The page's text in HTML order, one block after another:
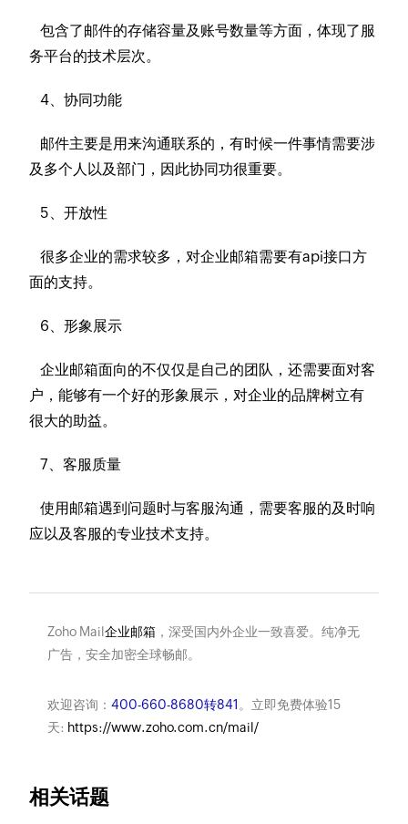
包含了邮件的存储容量及账号数量等方面，体现了服
务平台的技术层次。
4、协同功能
邮件主要是用来沟通联系的，有时候一件事情需要涉
及多个人以及部门，因此协同功很重要。
5、开放性
很多企业的需求较多，对企业邮箱需要有api接口方
面的支持。
6、形象展示
企业邮箱面向的不仅仅是自己的团队，还需要面对客
户，能够有一个好的形象展示，对企业的品牌树立有
很大的助益。
7、客服质量
使用邮箱遇到问题时与客服沟通，需要客服的及时响
应以及客服的专业技术支持。
Zoho Mail企业邮箱，深受国内外企业一致喜爱。纯净无
广告，安全加密全球畅邮。
欢迎咨询： 400-660-8680转841 。立即免费体验15
天: https://www.zoho.com.cn/mail/
相关话题